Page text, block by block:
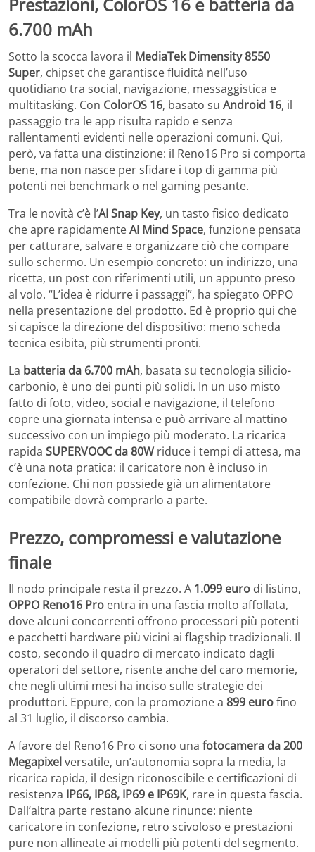
6.700 mAh
Sotto la scocca lavora il MediaTek Dimensity 8550
Super, chipset che garantisce fluidità nell’uso
quotidiano tra social, navigazione, messaggistica e
multitasking. Con ColorOS 16, basato su Android 16, il
passaggio tra le app risulta rapido e senza
rallentamenti evidenti nelle operazioni comuni. Qui,
però, va fatta una distinzione: il Reno16 Pro si comporta
bene, ma non nasce per sfidare i top di gamma più
potenti nei benchmark o nel gaming pesante.
Tra le novità c’è l’AI Snap Key, un tasto fisico dedicato
che apre rapidamenteAI Mind Space, funzione pensata
per catturare, salvare e organizzare ciò che compare
sullo schermo. Un esempio concreto: un indirizzo, una
ricetta, un post con riferimenti utili, un appunto preso
al volo. “L’idea è ridurre i passaggi”, ha spiegato OPPO
nella presentazione del prodotto. Ed è proprio qui che
si capisce la direzione del dispositivo: meno scheda
tecnica esibita, più strumenti pronti.
La batteria da 6.700 mAh, basata su tecnologia silicio-
carbonio, è uno dei punti più solidi. In un uso misto
fatto di foto, video, social e navigazione, il telefono
copre una giornata intensa e può arrivare al mattino
successivo con un impiego più moderato. La ricarica
rapida SUPERVOOC da 80Wriduce i tempi di attesa, ma
c’è una nota pratica: il caricatore non è incluso in
confezione. Chi non possiede già un alimentatore
compatibile dovrà comprarlo a parte.
Prezzo, compromessi e valutazione
finale
Il nodo principale resta il prezzo. A 1.099 euro di listino,
OPPO Reno16 Pro entra in una fascia molto affollata,
dove alcuni concorrenti offrono processori più potenti
e pacchetti hardware più vicini ai flagship tradizionali. Il
costo, secondo il quadro di mercato indicato dagli
operatori del settore, risente anche del caro memorie,
che negli ultimi mesi ha inciso sulle strategie dei
produttori. Eppure, con la promozione a 899 eurofino
al 31 luglio, il discorso cambia.
A favore del Reno16 Pro ci sono una fotocamera da 200
Megapixel versatile, un’autonomia sopra la media, la
ricarica rapida, il design riconoscibile e certificazioni di
resistenza IP66, IP68, IP69 e IP69K, rare in questa fascia.
Dall’altra parte restano alcune rinunce: niente
caricatore in confezione, retro scivoloso e prestazioni
pure non allineate ai modelli più potenti del segmento.